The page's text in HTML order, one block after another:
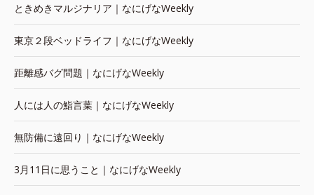
ときめきマルジナリア｜なにげなWeekly
東京２段ベッドライフ｜なにげなWeekly
距離感バグ問題｜なにげなWeekly
人には人の鮨言葉｜なにげなWeekly
無防備に遠回り｜なにげなWeekly
3月11日に思うこと｜なにげなWeekly